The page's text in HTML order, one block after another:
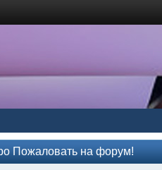
Пожаловать на форум!